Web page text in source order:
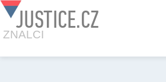
JUSTICE.CZ
ZNALCI